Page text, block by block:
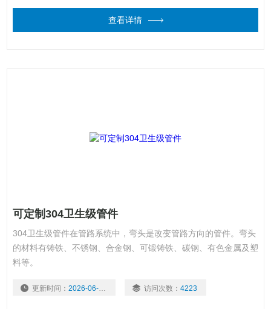
查看详情
可定制304卫生级管件
304卫生级管件在管路系统中，弯头是改变管路方向的管件。弯头
的材料有铸铁、不锈钢、合金钢、可锻铸铁、碳钢、有色金属及塑
料等。
更新时间： 2026-06-16 访问次数： 4223